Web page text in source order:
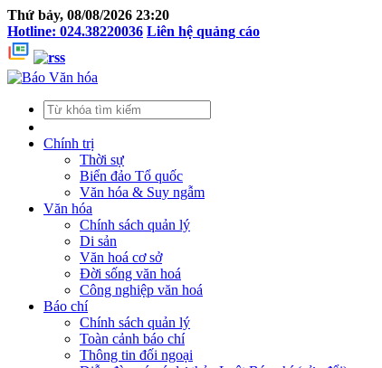
Thứ bảy, 08/08/2026 23:20
Hotline: 024.38220036 Liên hệ quảng cáo
Chính trị
Thời sự
Biển đảo Tổ quốc
Văn hóa & Suy ngẫm
Văn hóa
Chính sách quản lý
Di sản
Văn hoá cơ sở
Đời sống văn hoá
Công nghiệp văn hoá
Báo chí
Chính sách quản lý
Toàn cảnh báo chí
Thông tin đối ngoại